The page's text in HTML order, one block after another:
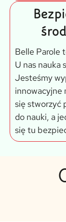
Belle Parole
U nas nauka
Jesteśmy
innowacyjne
się stworzyć
do nauki, a
się tu